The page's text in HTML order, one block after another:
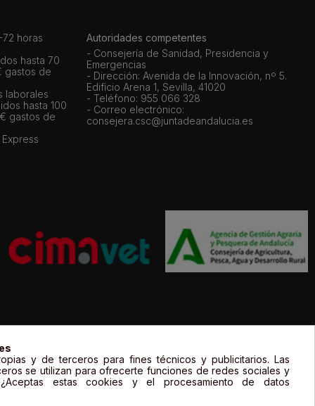
horas
hasta 70
gastos de
laborales
hasta 100
gastos de
Autoridades competentes
- Consejería de Sanidad, Presidencia y
Emergencias
- Dirección: Avenida de la Innovación, nº 5.
Edificio Arena 1, Sevilla, 41020
- Teléfono: 955 066 328
- Correo electrónico:
consejera.csc@juntadeandalucia.es
y de terceros para fines técnicos y publicitarios. Las
se utilizan para ofrecerte funciones de redes sociales y
¿Aceptas estas cookies y el procesamiento de datos